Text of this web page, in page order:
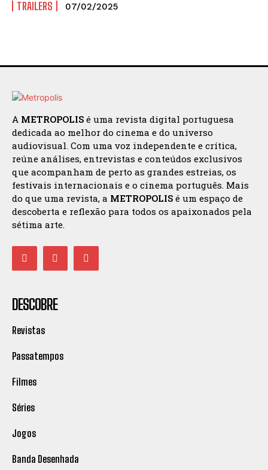
TRAILERS 07/02/2025
A METROPOLIS é uma revista digital portuguesa
dedicada ao melhor do cinema e do universo
audiovisual. Com uma voz independente e crítica,
reúne análises, entrevistas e conteúdos exclusivos
que acompanham de perto as grandes estreias, os
festivais internacionais e o cinema português. Mais
do que uma revista, a METROPOLIS é um espaço de
descoberta e reflexão para todos os apaixonados pela
sétima arte.
DESCOBRE
Revistas
Passatempos
Filmes
Séries
Jogos
Banda Desenhada